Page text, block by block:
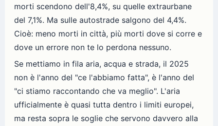
morti scendono dell'8,4%, su quelle extraurbane
del 7,1%. Ma sulle autostrade salgono del 4,4%.
Cioè: meno morti in città, più morti dove si corre e
dove un errore non te lo perdona nessuno.
Se mettiamo in fila aria, acqua e strada, il 2025
non è l'anno del "ce l'abbiamo fatta", è l'anno del
"ci stiamo raccontando che va meglio". L'aria
ufficialmente è quasi tutta dentro i limiti europei,
ma resta sopra le soglie che servono davvero alla